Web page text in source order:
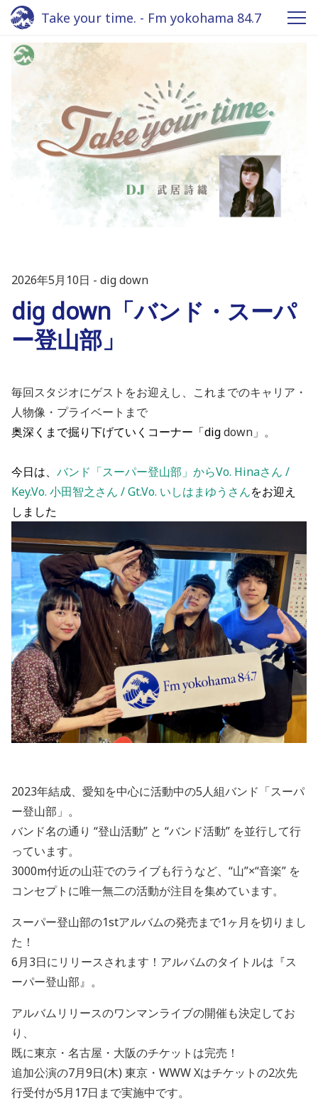
Take your time. - Fm yokohama 84.7
2026年5月10日 dig down
dig down「バンド・スーパ
ー登山部」
毎回スタジオにゲストをお迎えし、これまでのキャリア・
人物像・プライベートまで
奥深くまで掘り下げていくコーナー「digdown」。
今日は、 バンド「スーパー登山部」からVo. Hinaさん /
Key.Vo. 小田智之さん / Gt.Vo. いしはまゆうさんをお迎え
しました
2023年結成、愛知を中心に活動中の5人組バンド「スーパ
ー登山部」。
バンド名の通り “登山活動” と “バンド活動” を並行して行
っています。
3000m付近の山荘でのライブも行うなど、“山”×“音楽” を
コンセプトに唯一無二の活動が注目を集めています。
スーパー登山部の1stアルバムの発売まで1ヶ月を切りまし
た！
6月3日にリリースされます！アルバムのタイトルは『ス
ーパー登山部』。
アルバムリリースのワンマンライブの開催も決定してお
り、
既に東京・名古屋・大阪のチケットは完売！
追加公演の7月9日(木) 東京・WWW Xはチケットの2次先
行受付が5月17日まで実施中です。